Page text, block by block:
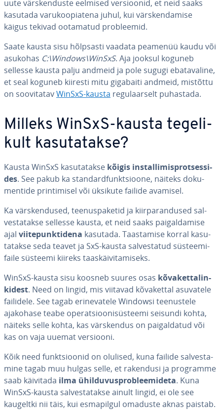
uute värs­ken­duste eelmised ver­sioo­nid, et neid saaks
kasutada va­ru­koo­pia­tena juhul, kui värs­ken­da­mise
käigus tekivad ootamatud prob­lee­mid.
Saate kausta sisu hõlpsasti vaadata peamenüü kaudu või
asukohas C:\Windows\WinSxS. Aja jooksul koguneb
sellesse kausta palju andmeid ja pole sugugi eba­ta­va­line,
et seal koguneb kiiresti mitu gigabaiti andmeid, mistõttu
on soo­vi­ta­tavWinSxS-kausta re­gu­laar­selt puhastada.
Milleks WinSxS-kausta te­ge­li­
kult ka­su­ta­takse?
Kausta WinSxS ka­su­ta­takse kõigis ins­tal­li­mis­prot­ses­si­
des. See pakub ka stan­dard­funkt­sioone, näiteks do­ku­
men­tide prin­ti­misel või üksikute failide avamisel.
Ka värs­ken­dused, tee­nuspa­ke­tid ja kiir­pa­ran­dused sal­
ves­ta­takse sellesse kausta, et neid saaks pai­gal­da­mise
ajal vii­te­punk­ti­dena kasutada. Taas­ta­mise korral ka­su­
ta­takse seda teavet ja SxS-kausta sal­ves­ta­tud süs­tee­mi­
faile süsteemi kiireks taas­käi­vi­ta­miseks.
WinSxS-kausta sisu koosneb suures osas kõ­va­ket­ta­lin­
ki­dest. Need on lingid, mis viitavad kõ­va­ket­tal asuvatele
failidele. See tagab eri­ne­va­tele Windowsi tee­nus­tele
ajakohase teabe ope­rat­sioo­ni­süs­teemi seisundi kohta,
näiteks selle kohta, kas värs­ken­dus on pai­gal­da­tud või
kas on vaja uuemat versiooni.
Kõik need funkt­sioo­nid on olulised, kuna failide sal­ves­ta­
mine tagab muu hulgas selle, et rakendusi ja programme
saab käivitada ilma ühil­du­vus­prob­leemi­deta. Kuna
WinSxS-kausta sal­ves­ta­takse ainult lingid, ei ole see
kaugeltki nii täis, kui es­ma­pil­gul omaduste aknas paistab.